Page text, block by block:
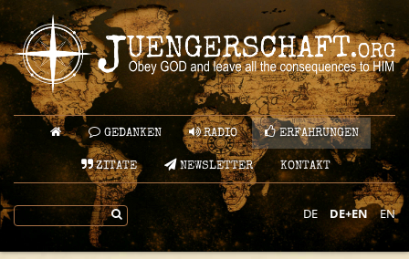
GEDANKEN RADIO ERFAHRUNGEN
ZITATE NEWSLETTER KONTAKT
DE DE+EN EN